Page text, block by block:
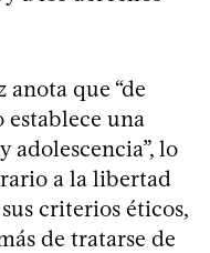
que “de
una
adolescencia”, lo
a la libertad
criterios éticos,
de tratarse de